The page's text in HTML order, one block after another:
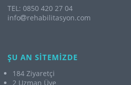
TEL: 0850 420 27 04
info
rehabilitasyon.com
ŞU AN SİTEMİZDE
184 Ziyaretçi
2 Uzman Üye